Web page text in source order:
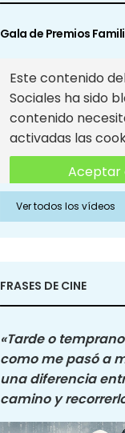
Gala de Premios
Este contenido
Sociales ha sido
contenido
activadas las
Aceptar
Aceptar
Ver todos los vídeos
FRASES DE CINE
«Tarde o
como me pasó a
una diferencia
camino y